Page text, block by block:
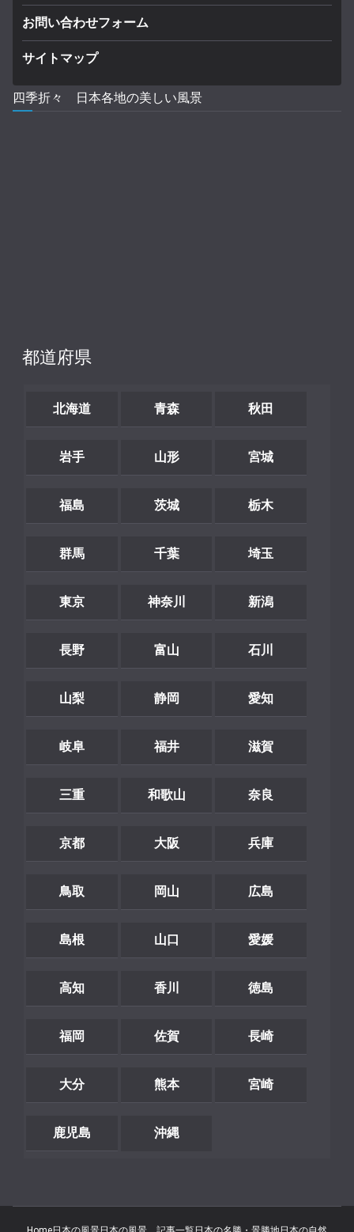
お問い合わせフォーム
サイトマップ
四季折々 日本各地の美しい風景
都道府県
北海道 青森 秋田
岩手 山形 宮城
福島 茨城 栃木
群馬 千葉 埼玉
東京 神奈川 新潟
長野 富山 石川
山梨 静岡 愛知
岐阜 福井 滋賀
三重 和歌山 奈良
京都 大阪 兵庫
鳥取 岡山 広島
島根 山口 愛媛
高知 香川 徳島
福岡 佐賀 長崎
大分 熊本 宮崎
鹿児島 沖縄